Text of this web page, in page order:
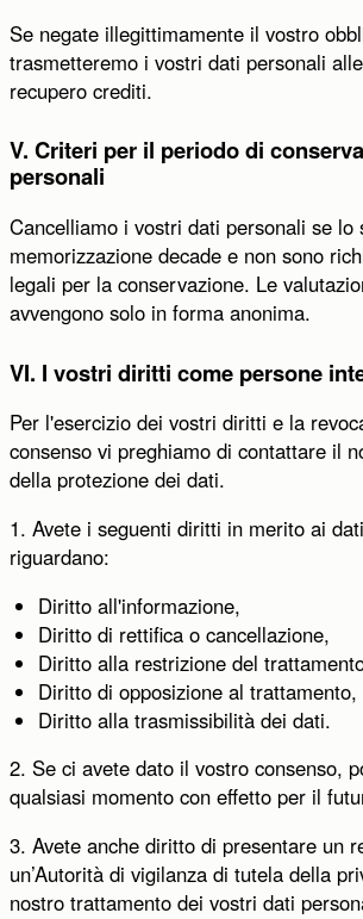
Se negate illegittimamente il vostro
trasmetteremo i vostri dati personali
recupero crediti.
V. Criteri per il periodo di
personali
Cancelliamo i vostri dati personali se lo
memorizzazione decade e non sono
legali per la conservazione. Le
avvengono solo in forma anonima.
VI. I vostri diritti come persone
Per l'esercizio dei vostri diritti e la
consenso vi preghiamo di contattare il
della protezione dei dati.
1. Avete i seguenti diritti in merito ai
riguardano:
Diritto all'informazione,
Diritto di rettifica o cancellazione,
Diritto alla restrizione del
Diritto di opposizione al trattamento,
Diritto alla trasmissibilità dei dati.
2. Se ci avete dato il vostro consenso,
qualsiasi momento con effetto per il
3. Avete anche diritto di presentare un
un’Autorità di vigilanza di tutela della
nostro trattamento dei vostri dati